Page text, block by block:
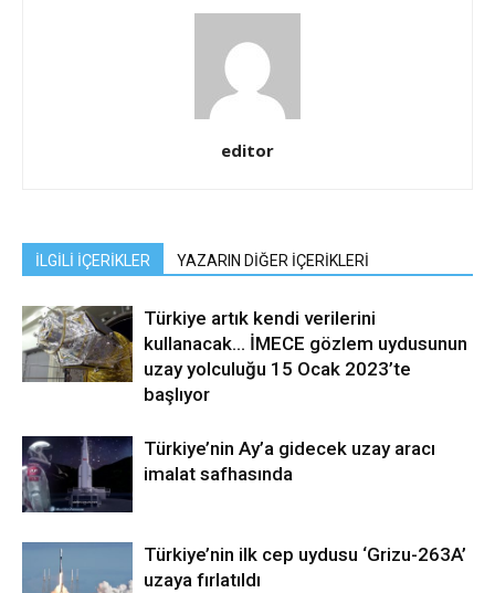
editor
İLGİLİ İÇERİKLER YAZARIN DİĞER İÇERİKLERİ
Türkiye artık kendi verilerini
kullanacak… İMECE gözlem uydusunun
uzay yolculuğu 15 Ocak 2023’te
başlıyor
Türkiye’nin Ay’a gidecek uzay aracı
imalat safhasında
Türkiye’nin ilk cep uydusu ‘Grizu-263A’
uzaya fırlatıldı